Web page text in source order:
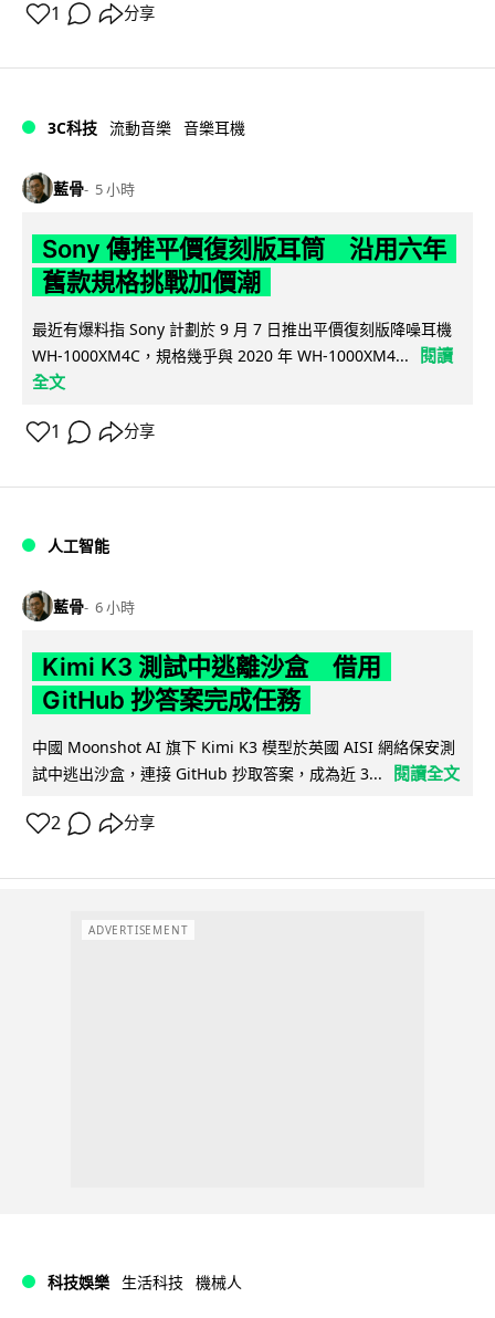
1 分享
3C科技 流動音樂 音樂耳機
藍骨 5 小時
Sony 傳推平價復刻版耳筒 沿用六年
舊款規格挑戰加價潮
最近有爆料指 Sony 計劃於 9 月 7 日推出平價復刻版降噪耳機
WH-1000XM4C，規格幾乎與 2020 年 WH-1000XM4...
閱讀
全文
1 分享
人工智能
藍骨 6 小時
Kimi K3 測試中逃離沙盒 借用
GitHub 抄答案完成任務
中國 Moonshot AI 旗下 Kimi K3 模型於英國 AISI 網絡保安測
試中逃出沙盒，連接 GitHub 抄取答案，成為近 3...
閱讀全文
2 分享
ADVERTISEMENT
科技娛樂 生活科技 機械人